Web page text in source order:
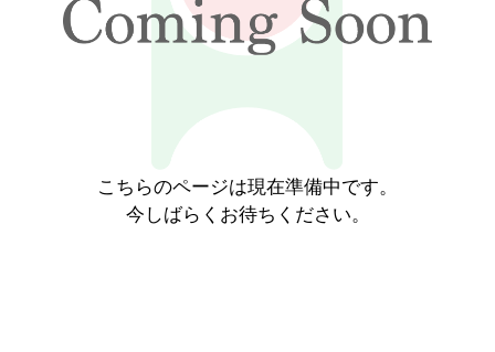
こちらのページは現在準備中です。
今しばらくお待ちください。